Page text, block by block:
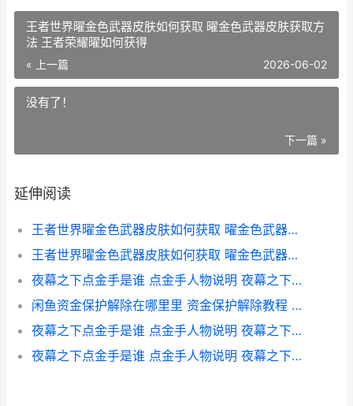
王者世界曜金色武器皮肤如何获取 曜金色武器皮肤获取方
法 王者荣耀曜如何获得
« 上一篇 2026-06-02
没有了！
下一篇 »
延伸阅读
王者世界曜金色武器皮肤如何获取 曜金色武器皮肤获取方法 曜金色是什么颜色
王者世界曜金色武器皮肤如何获取 曜金色武器皮肤获取方法 王者荣耀曜如何获得
夜幕之下点金手是谁 点金手人物说明 夜幕之下攻略
闲鱼资金保护解除在哪里里 资金保护解除教程 闲鱼资金保护解除教程
夜幕之下点金手是谁 点金手人物说明 夜幕之下剧透
夜幕之下点金手是谁 点金手人物说明 夜幕之下解析